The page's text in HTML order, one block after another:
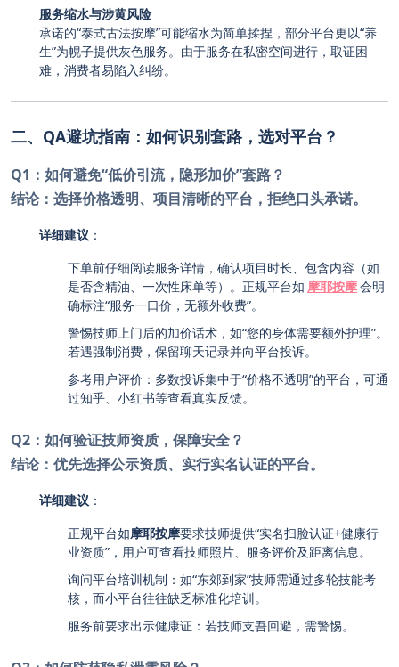
服务缩水与涉黄风险
承诺的“泰式古法按摩”可能缩水为简单揉捏，部分平台更以“养
生”为幌子提供灰色服务。由于服务在私密空间进行，取证困
难，消费者易陷入纠纷。
二、QA避坑指南：如何识别套路，选对平台？
Q1：如何避免“低价引流，隐形加价”套路？
结论：选择价格透明、项目清晰的平台，拒绝口头承诺。
详细建议 ：
下单前仔细阅读服务详情，确认项目时长、包含内容（如
是否含精油、一次性床单等）。正规平台如 摩耶按摩会明
确标注“服务一口价，无额外收费”。
警惕技师上门后的加价话术，如“您的身体需要额外护理”。
若遇强制消费，保留聊天记录并向平台投诉。
参考用户评价：多数投诉集中于“价格不透明”的平台，可通
过知乎、小红书等查看真实反馈。
Q2：如何验证技师资质，保障安全？
结论：优先选择公示资质、实行实名认证的平台。
详细建议 ：
正规平台如摩耶按摩要求技师提供“实名扫脸认证+健康行
业资质”，用户可查看技师照片、服务评价及距离信息。
询问平台培训机制：如“东郊到家”技师需通过多轮技能考
核，而小平台往往缺乏标准化培训。
服务前要求出示健康证：若技师支吾回避，需警惕。